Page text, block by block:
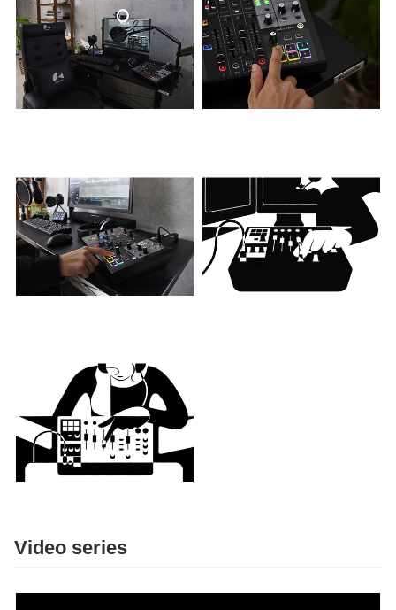
Video series